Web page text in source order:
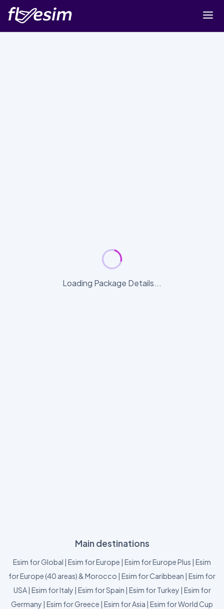
Loading Package Details...
Main destinations
Esim for Global | Esim for Europe | Esim for Europe Plus | Esim
for Europe (40 areas) & Morocco | Esim for Caribbean | Esim for
USA| Esim for Italy | Esim for Spain | Esim for Turkey | Esim for
Germany | Esim for Greece | Esim for Asia | Esim for World Cup